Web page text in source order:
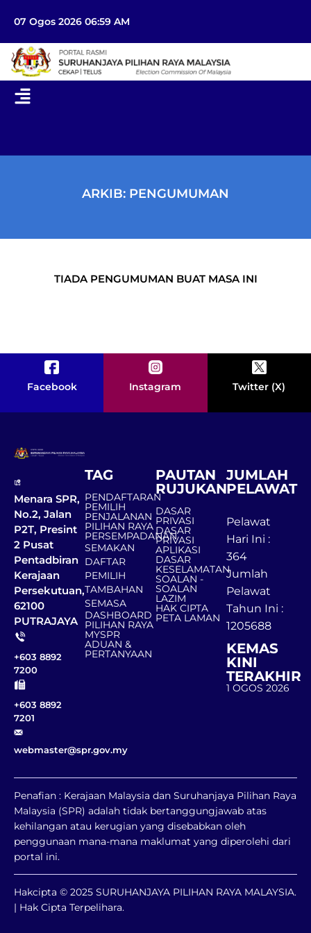
07 Ogos 2026 06:59 AM
ARKIB: PENGUMUMAN
TIADA PENGUMUMAN BUAT MASA INI
Facebook Instagram Twitter (X)
Menara SPR,
No.2, Jalan
P2T, Presint
2 Pusat
Pentadbiran
Kerajaan
Persekutuan,
62100
PUTRAJAYA
+603 8892
7200
+603 8892
7201
webmaster@spr.gov.my
TAG
PENDAFTARAN
PEMILIH
PENJALANAN
PILIHAN RAYA
PERSEMPADANAN
SEMAKAN
DAFTAR
PEMILIH
TAMBAHAN
SEMASA
DASHBOARD
PILIHAN RAYA
MYSPR
ADUAN &
PERTANYAAN
PAUTAN
RUJUKAN
DASAR
PRIVASI
DASAR
PRIVASI
APLIKASI
DASAR
KESELAMATAN
SOALAN -
SOALAN
LAZIM
HAK CIPTA
PETA LAMAN
JUMLAH
PELAWAT
Pelawat
Hari Ini :
364
Jumlah
Pelawat
Tahun Ini :
1205688
KEMAS
KINI
TERAKHIR
1 OGOS 2026
Penafian : Kerajaan Malaysia dan Suruhanjaya Pilihan Raya
Malaysia (SPR) adalah tidak bertanggungjawab atas
kehilangan atau kerugian yang disebabkan oleh
penggunaan mana-mana maklumat yang diperolehi dari
portal ini.
Hakcipta © 2025 SURUHANJAYA PILIHAN RAYA MALAYSIA.
| Hak Cipta Terpelihara.